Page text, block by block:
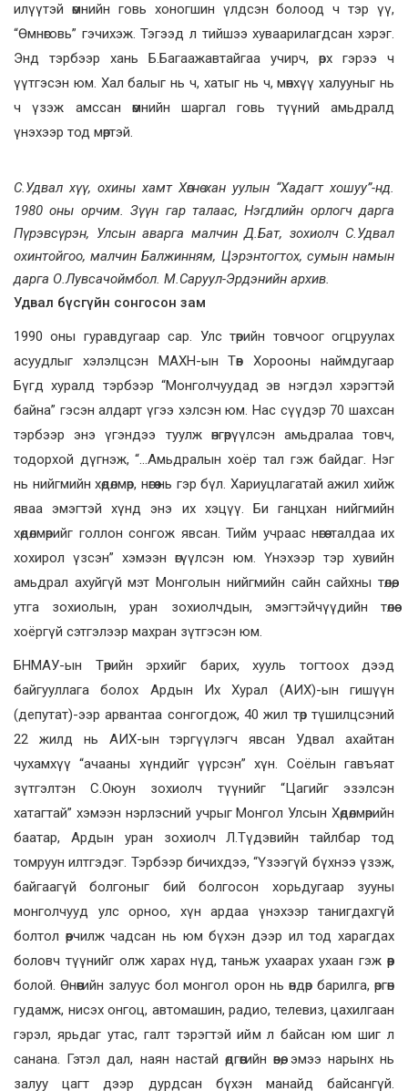
илүүтэй өмнийн говь хоногшин үлдсэн болоод ч тэр үү,
“Өмнөговь” гэчихэж. Тэгээд л тийшээ хуваарилагдсан хэрэг.
Энд тэрбээр хань Б.Багаажавтайгаа учирч, өрх гэрээ ч
үүтгэсэн юм. Хал балыг нь ч, хатыг нь ч, мөнхүү халууныг нь
ч үзэж амссан өмнийн шаргал говь түүний амьдралд
үнэхээр тод мөртэй.
С.Удвал хүү, охины хамт Хөгнө хан уулын “Хадагт хошуу”-нд.
1980 оны орчим. Зүүн гар талаас, Нэгдлийн орлогч дарга
Пүрэвсүрэн, Улсын аварга малчин Д.Бат, зохиолч С.Удвал
охинтойгоо, малчин Балжинням, Цэрэнтогтох, сумын намын
дарга О.Лувсачоймбол. М.Саруул-Эрдэнийн архив.
Удвал бүсгүйн сонгосон зам
1990 оны гуравдугаар сар. Улс төрийн товчоог огцруулах
асуудлыг хэлэлцсэн МАХН-ын Төв Хорооны наймдугаар
Бүгд хуралд тэрбээр “Монголчуудад эв нэгдэл хэрэгтэй
байна” гэсэн алдарт үгээ хэлсэн юм. Нас сүүдэр 70 шахсан
тэрбээр энэ үгэндээ туулж өнгөрүүлсэн амьдралаа товч,
тодорхой дүгнэж, “…Амьдралын хоёр тал гэж байдаг. Нэг
нь нийгмийн хөдөлмөр, нөгөө нь гэр бүл. Хариуцлагатай ажил хийж
яваа эмэгтэй хүнд энэ их хэцүү. Би ганцхан нийгмийн
хөдөлмөрийг голлон сонгож явсан. Тийм учраас нөгөө талдаа их
хохирол үзсэн” хэмээн өгүүлсэн юм. Үнэхээр тэр хувийн
амьдрал ахуйгүй мэт Монголын нийгмийн сайн сайхны төлөө,
утга зохиолын, уран зохиолчдын, эмэгтэйчүүдийн төлөө
хоёргүй сэтгэлээр махран зүтгэсэн юм.
БНМАУ-ын Төрийн эрхийг барих, хууль тогтоох дээд
байгууллага болох Ардын Их Хурал (АИХ)-ын гишүүн
(депутат)-ээр арвантаа сонгогдож, 40 жил төр түшилцсэний
22 жилд нь АИХ-ын тэргүүлэгч явсан Удвал ахайтан
чухамхүү “ачааны хүндийг үүрсэн” хүн. Соёлын гавъяат
зүтгэлтэн С.Оюун зохиолч түүнийг “Цагийг эзэлсэн
хатагтай” хэмээн нэрлэсний учрыг Монгол Улсын Хөдөлмөрийн
баатар, Ардын уран зохиолч Л.Түдэвийн тайлбар тод
томруун илтгэдэг. Тэрбээр бичихдээ, “Үзээгүй бүхнээ үзэж,
байгаагүй болгоныг бий болгосон хорьдугаар зууны
монголчууд улс орноо, хүн ардаа үнэхээр танигдахгүй
болтол өөрчилж чадсан нь юм бүхэн дээр ил тод харагдах
боловч түүнийг олж харах нүд, таньж ухаарах ухаан гэж өөр
болой. Өнөөгийн залуус бол монгол орон нь өндөр барилга, өргөн
гудамж, нисэх онгоц, автомашин, радио, телевиз, цахилгаан
гэрэл, ярьдаг утас, галт тэрэгтэй ийм л байсан юм шиг л
санана. Гэтэл дал, наян настай өдгөөгийн өвөө, эмээ нарынх нь
залуу цагт дээр дурдсан бүхэн манайд байсангүй.